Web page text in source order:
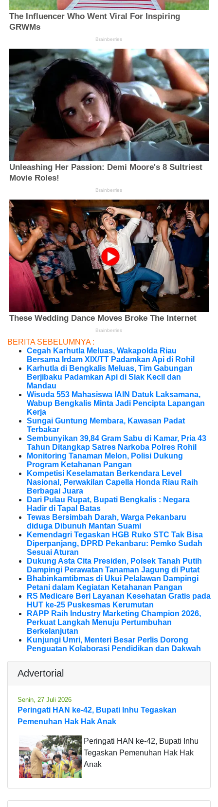
BERITA SEBELUMNYA :
Cegah Karhutla Meluas, Wakapolda Riau
Bersama Irdam XIX/TT Padamkan Api di Rohil
Karhutla di Bengkalis Meluas, Tim Gabungan
Berjibaku Padamkan Api di Siak Kecil dan
Mandau
Wisuda 553 Mahasiswa IAIN Datuk Laksamana,
Wabup Bengkalis Minta Jadi Pencipta Lapangan
Kerja
Sungai Guntung Membara, Kawasan Padat
Terbakar
Sembunyikan 39,84 Gram Sabu di Kamar, Pria 43
Tahun Ditangkap Satres Narkoba Polres Rohil
Monitoring Tanaman Melon, Polisi Dukung
Program Ketahanan Pangan
Kompetisi Keselamatan Berkendara Level
Nasional, Perwakilan Capella Honda Riau Raih
Berbagai Juara
Dari Pulau Rupat, Bupati Bengkalis : Negara
Hadir di Tapal Batas
Tewas Bersimbah Darah, Warga Pekanbaru
diduga Dibunuh Mantan Suami
Kemendagri Tegaskan HGB Ruko STC Tak Bisa
Diperpanjang, DPRD Pekanbaru: Pemko Sudah
Sesuai Aturan
Dukung Asta Cita Presiden, Polsek Tanah Putih
Dampingi Perawatan Tanaman Jagung di Putat
Bhabinkamtibmas di Ukui Pelalawan Dampingi
Petani dalam Kegiatan Ketahanan Pangan
RS Medicare Beri Layanan Kesehatan Gratis pada
HUT ke-25 Puskesmas Kerumutan
RAPP Raih Industry Marketing Champion 2026,
Perkuat Langkah Menuju Pertumbuhan
Berkelanjutan
Kunjungi Umri, Menteri Besar Perlis Dorong
Penguatan Kolaborasi Pendidikan dan Dakwah
Advertorial
Senin, 27 Juli 2026
Peringati HAN ke-42, Bupati Inhu Tegaskan
Pemenuhan Hak Hak Anak
Peringati HAN ke-42, Bupati Inhu
Tegaskan Pemenuhan Hak Hak
Anak